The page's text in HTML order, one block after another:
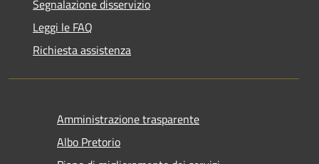
Segnalazione disservizio
Leggi le FAQ
Richiesta assistenza
Amministrazione trasparente
Albo Pretorio